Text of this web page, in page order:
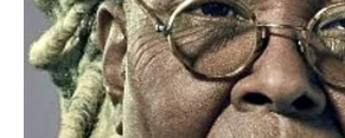
Dijeta Zlate Petrović ne predstavlja
trend, već način života koji se temelji na
disciplinovanosti. Njena priča naglašava